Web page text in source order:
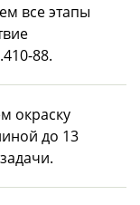
все этапы
88.
окраску
до 13